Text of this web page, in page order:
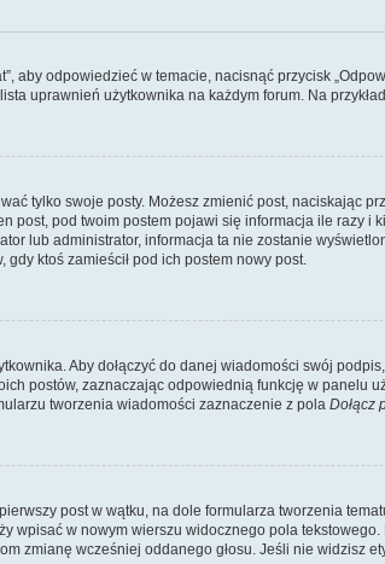
aby odpowiedzieć w temacie, nacisnąć przycisk
uprawnień użytkownika na każdym forum. Na
tylko swoje posty. Możesz zmienić post, naciskając
pod twoim postem pojawi się informacja ile razy i
lub administrator, informacja ta nie zostanie
ktoś zamieścił pod ich postem nowy post.
Aby dołączyć do danej wiadomości swój
postów, zaznaczając odpowiednią funkcję w panelu
tworzenia wiadomości zaznaczenie z pola Dołącz
post w wątku, na dole formularza tworzenia
wpisać w nowym wierszu widocznego pola
zmianę wcześniej oddanego głosu. Jeśli nie widzisz